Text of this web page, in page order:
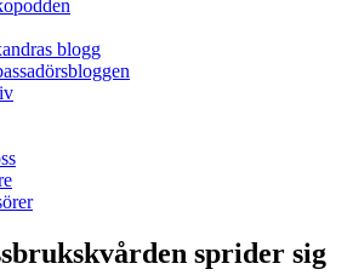
blogg
sprider sig